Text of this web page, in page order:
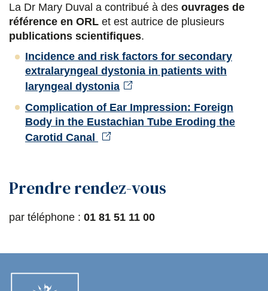
La Dr Mary Duval a contribué à des ouvrages de
référence en ORL et est autrice de plusieurs
publications scientifiques.
Incidence and risk factors for secondary
extralaryngeal dystonia in patients with
laryngeal dystonia
Complication of Ear Impression: Foreign
Body in the Eustachian Tube Eroding the
Carotid Canal
Prendre rendez-vous
par téléphone : 01 81 51 11 00